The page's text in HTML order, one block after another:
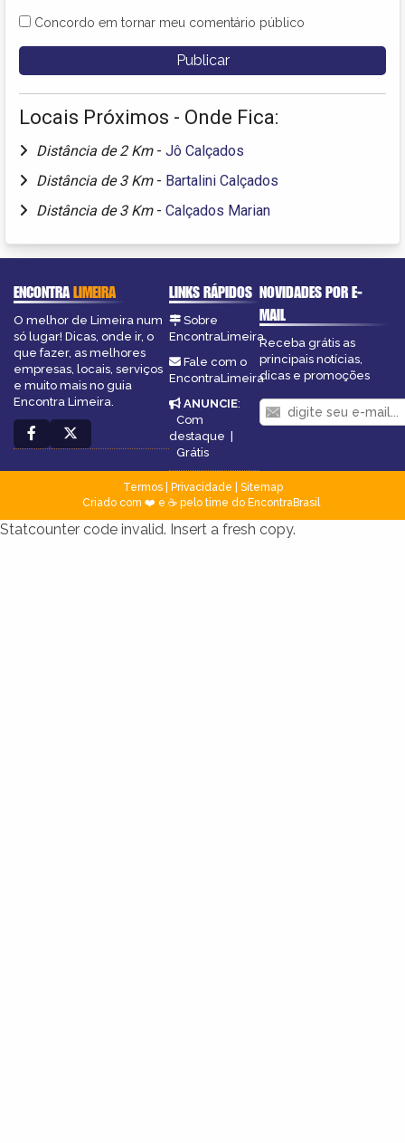
Concordo em tornar meu comentário público
Locais Próximos - Onde Fica:
Distância de 2 Km - Jô Calçados
Distância de 3 Km - Bartalini Calçados
Distância de 3 Km - Calçados Marian
ENCONTRALIMEIRA
O melhor de Limeira num
só lugar! Dicas, onde ir, o
que fazer, as melhores
empresas, locais, serviços
e muito mais no guia
Encontra Limeira.
LINKS RÁPIDOS
Sobre
EncontraLimeira
Fale com o
EncontraLimeira
ANUNCIE:
Com
destaque
Grátis
NOVIDADES POR E-
MAIL
Receba grátis as
principais notícias,
dicas e promoções
Termos| Privacidade
Sitemap
Criado com ❤️ e ☕ pelo time do EncontraBrasil
Statcounter code invalid. Insert a fresh copy.